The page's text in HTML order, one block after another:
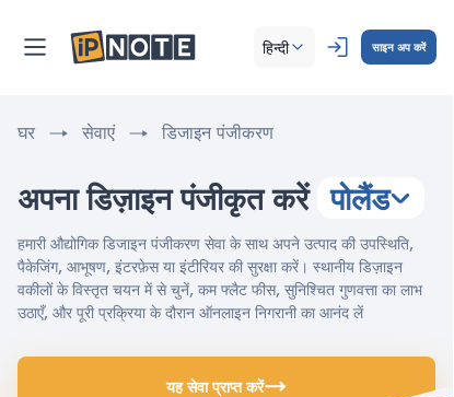
हिन्दी साइन अप करें
घर सेवाएं डिजाइन पंजीकरण
अपना डिज़ाइन पंजीकृत करें पोलैंड
हमारी औद्योगिक डिजाइन पंजीकरण सेवा के साथ अपने उत्पाद की उपस्थिति,
पैकेजिंग, आभूषण, इंटरफ़ेस या इंटीरियर की सुरक्षा करें। स्थानीय डिज़ाइन
वकीलों के विस्तृत चयन में से चुनें, कम फ्लैट फीस, सुनिश्चित गुणवत्ता का लाभ
उठाएँ, और पूरी प्रक्रिया के दौरान ऑनलाइन निगरानी का आनंद लें
यह सेवा प्राप्त करें